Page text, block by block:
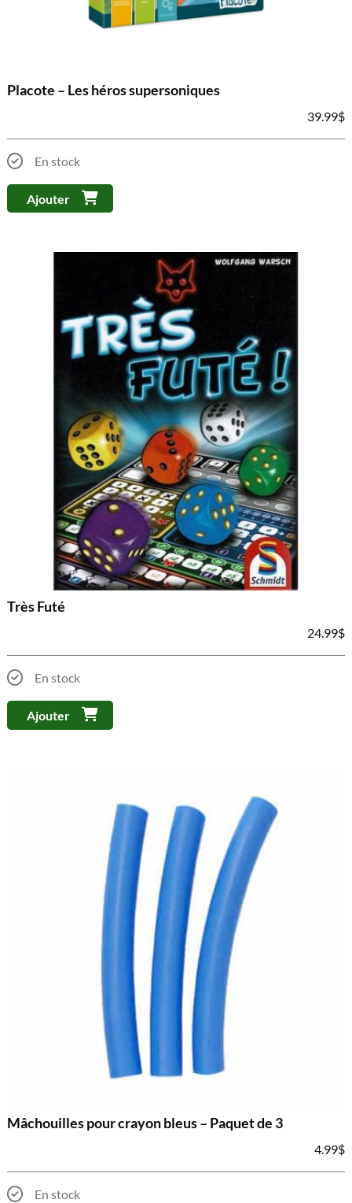
Placote – Les héros supersoniques
39.99$
En stock
Ajouter
Très Futé
24.99$
En stock
Ajouter
Mâchouilles pour crayon bleus – Paquet de 3
4.99$
En stock